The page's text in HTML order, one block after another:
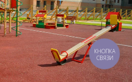
КНОПКА
СВЯЗИ